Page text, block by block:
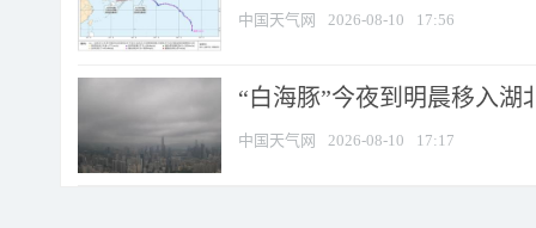
中国天气网 2026-08-10 17:56
“白海豚”今夜到明晨移入湖
中国天气网 2026-08-10 17:17